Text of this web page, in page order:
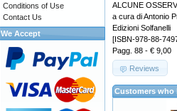
ALCUNE
a cura di Antonio
Edizioni Solfanelli
[ISBN-978-88-
Pagg. 88 - € 9,00
Reviews
Customers
Conditions of Use
Contact Us
We Accept